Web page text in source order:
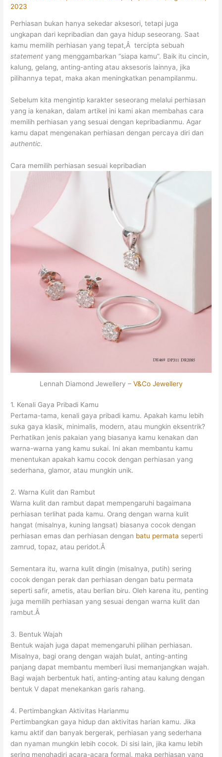
2023
Perhiasan bukan hanya sekedar aksesori, tetapi juga
ungkapan dari kepribadian dan gaya hidup seseorang. Saat
kamu memilih perhiasan yang tepat,Â tercipta sebuah
statement yang menggambarkan “siapa kamu”. Baik itu cincin,
kalung, gelang, anting-anting atau aksesoris lainnya, jika
pilihannya tepat, maka akan meningkatkan penampilanmu.
Sebelum kita mengintip karakter seseorang melalui perhiasan
yang ia kenakan, dalam artikel ini kami akan membahas cara
memilih perhiasan yang sesuai dengan kepribadianmu. Agar
kamu dapat mengenakan perhiasan dengan percaya diri dan
authentic.
Cara memilih perhiasan sesuai kepribadian
Lennah Diamond Jewellery – V&Co Jewellery
1. Kenali Gaya Pribadi Kamu
Pertama-tama, kenali gaya pribadi kamu. Apakah kamu lebih
suka gaya klasik, minimalis, modern, atau mungkin eksentrik?
Perhatikan jenis pakaian yang biasanya kamu kenakan dan
warna-warna yang kamu sukai. Ini akan membantu kamu
menentukan apakah kamu cocok dengan perhiasan yang
sederhana, glamor, atau mungkin unik.
2. Warna Kulit dan Rambut
Warna kulit dan rambut dapat mempengaruhi bagaimana
perhiasan terlihat pada kamu. Orang dengan warna kulit
hangat (misalnya, kuning langsat) biasanya cocok dengan
perhiasan emas dan perhiasan dengan batu permata seperti
zamrud, topaz, atau peridot.Â
Sementara itu, warna kulit dingin (misalnya, putih) sering
cocok dengan perak dan perhiasan dengan batu permata
seperti safir, ametis, atau berlian biru. Oleh karena itu, penting
juga memilih perhiasan yang sesuai dengan warna kulit dan
rambut.Â
3. Bentuk Wajah
Bentuk wajah juga dapat memengaruhi pilihan perhiasan.
Misalnya, bagi orang dengan wajah bulat, anting-anting
panjang dapat membantu memberi ilusi memanjangkan wajah.
Bagi wajah berbentuk hati, anting-anting atau kalung dengan
bentuk V dapat menekankan garis rahang.
4. Pertimbangkan Aktivitas Harianmu
Pertimbangkan gaya hidup dan aktivitas harian kamu. Jika
kamu aktif dan banyak bergerak, perhiasan yang sederhana
dan nyaman mungkin lebih cocok. Di sisi lain, jika kamu lebih
sering menghadiri acara-acara formal, maka perhiasan yang